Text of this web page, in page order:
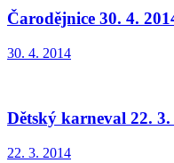
Čarodějnice 30. 4.
30. 4. 2014
Dětský karneval 22. 3.
22. 3. 2014